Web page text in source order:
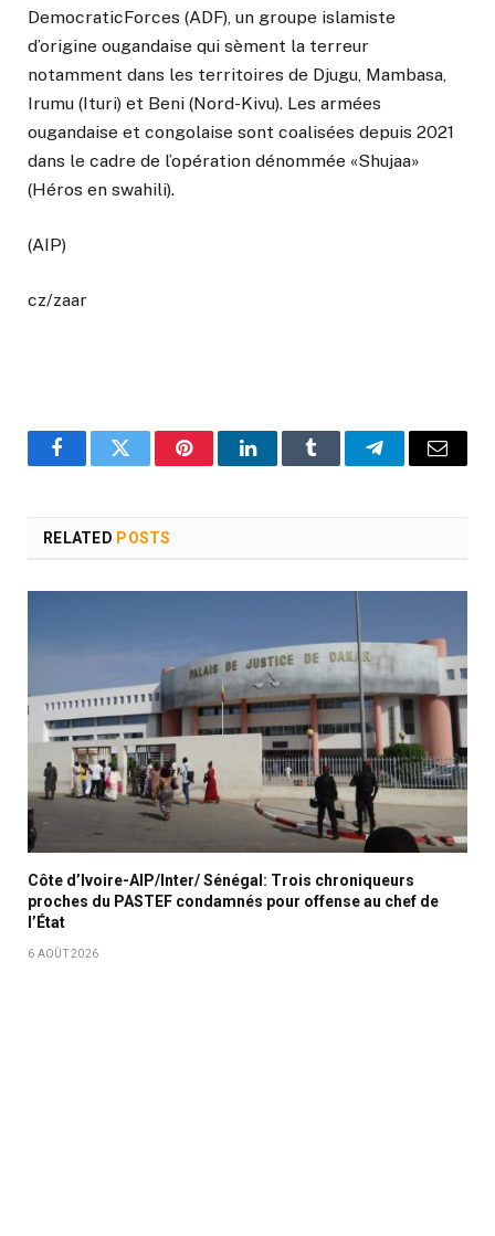
DemocraticForces (ADF), un groupe islamiste
d’origine ougandaise qui sèment la terreur
notamment dans les territoires de Djugu, Mambasa,
Irumu (Ituri) et Beni (Nord-Kivu). Les armées
ougandaise et congolaise sont coalisées depuis 2021
dans le cadre de l’opération dénommée «Shujaa»
(Héros en swahili).
(AIP)
cz/zaar
FacebookTwitter PinterestLinkedInTumblr TelegramEmail
RELATED POSTS
Côte d’Ivoire-AIP/Inter/ Sénégal: Trois chroniqueurs
proches du PASTEF condamnés pour offense au chef de
l’État
6 AOÛT 2026